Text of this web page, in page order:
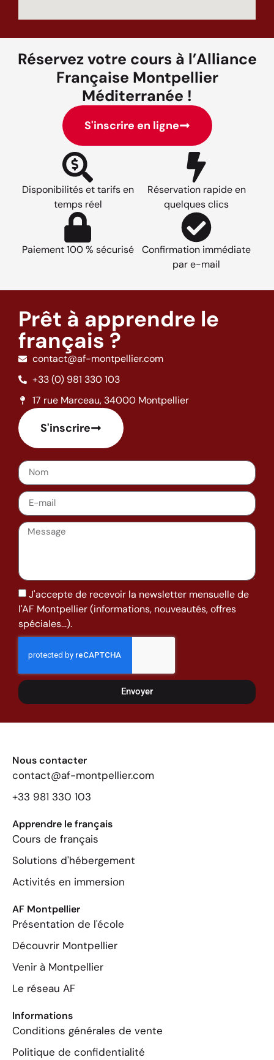
Réservez votre cours à l’Alliance
Française Montpellier
Méditerranée !
S'inscrire en ligne
Disponibilités et tarifs en
temps réel
Réservation rapide en
quelques clics
Paiement 100 % sécurisé
Confirmation immédiate
par e-mail
Prêt à apprendre le
français ?
contact@af-montpellier.com
+33 (0) 981 330 103
17 rue Marceau, 34000 Montpellier
S'inscrire
J'accepte de recevoir la newsletter mensuelle de
l'AF Montpellier (informations, nouveautés, offres
spéciales...).
Envoyer
Nous contacter
contact@af-montpellier.com
+33 981 330 103
Apprendre le français
Cours de français
Solutions d'hébergement
Activités en immersion
AF Montpellier
Présentation de l'école
Découvrir Montpellier
Venir à Montpellier
Le réseau AF
Informations
Conditions générales de vente
Politique de confidentialité